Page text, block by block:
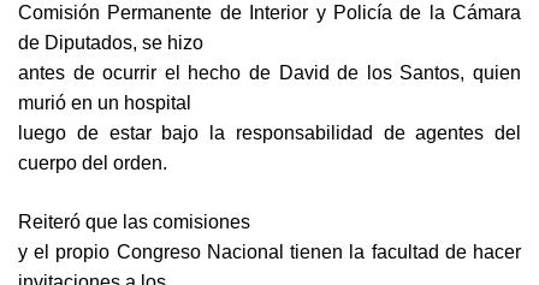
Comisión Permanente de Interior y Policía de la Cámara
de Diputados, se hizo
antes de ocurrir el hecho de David de los Santos, quien
murió en un hospital
luego de estar bajo la responsabilidad de agentes del
cuerpo del orden.
Reiteró que las comisiones
y el propio Congreso Nacional tienen la facultad de hacer